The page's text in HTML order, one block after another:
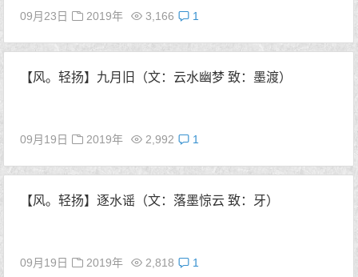
09月23日 2019年 3,166 1
【风。轻扬】九月旧（文：云水幽梦 致：墨渡）
09月19日 2019年 2,992 1
【风。轻扬】逐水谣（文：落墨惊云 致：牙）
09月19日 2019年 2,818 1